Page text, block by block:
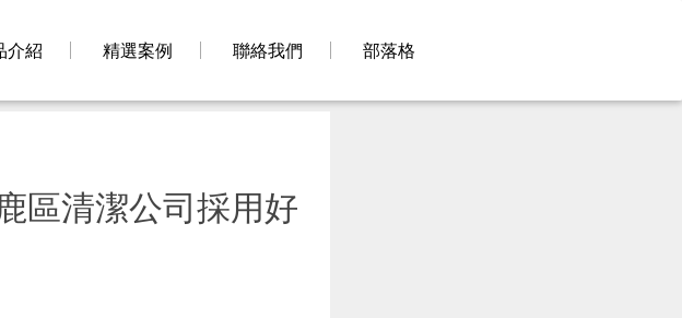
介紹 精選案例 聯絡我們 部落格
區清潔公司採用好